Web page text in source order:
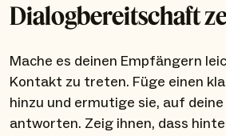
Dialogbereitschaft
Mache es deinen Empfängern
Kontakt zu treten. Füge einen
hinzu und ermutige sie, auf deine
antworten. Zeig ihnen, dass